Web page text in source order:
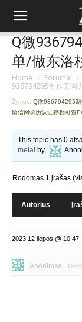
Q微
单/做东洛
Home › Forumai ›
936794295制作美国
Žymos: Q微936794295制
留信网学历认证存档可查
This topic has 0
metai by
Rodomas 1 įrašas
Autorius
2023 12 liepos @ 10:47
Anonimas